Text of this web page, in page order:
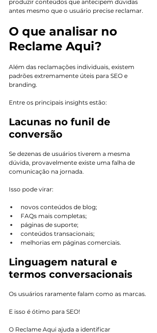
produzir conteúdos que antecipem dúvidas
antes mesmo que o usuário precise reclamar.
O que analisar no
Reclame Aqui?
Além das reclamações individuais, existem
padrões extremamente úteis para SEO e
branding.
Entre os principais insights estão:
Lacunas no funil de
conversão
Se dezenas de usuários tiverem a mesma
dúvida, provavelmente existe uma falha de
comunicação na jornada.
Isso pode virar:
novos conteúdos de blog;
FAQs mais completas;
páginas de suporte;
conteúdos transacionais;
melhorias em páginas comerciais.
Linguagem natural e
termos conversacionais
Os usuários raramente falam como as marcas.
E isso é ótimo para SEO!
O Reclame Aqui ajuda a identificar